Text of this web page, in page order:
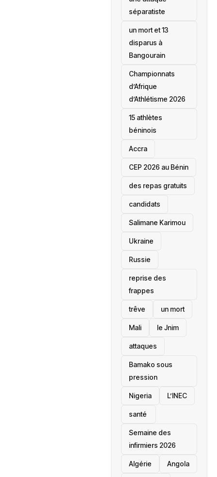
séparatiste
un mort et 13
disparus à
Bangourain
‎Championnats
d’Afrique
d’Athlétisme 2026
15 athlètes
béninois
Accra
‎CEP 2026 au Bénin
des repas gratuits
candidats
Salimane Karimou
Ukraine
Russie
reprise des
frappes
trêve un mort
Mali le Jnim
attaques
Bamako sous
pression
‎Nigeria L’INEC
santé ‎
Semaine des
infirmiers 2026
‎Algérie Angola